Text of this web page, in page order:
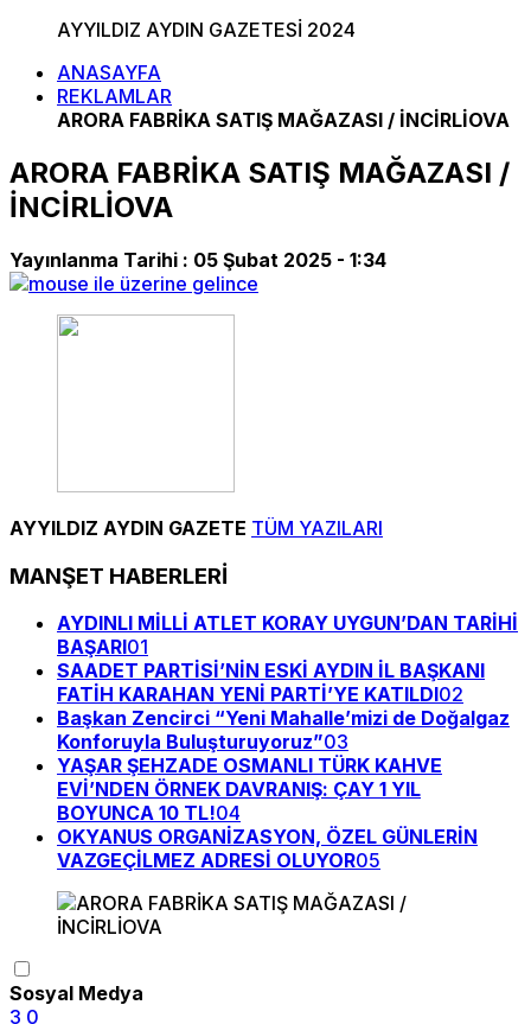
AYYILDIZ AYDIN GAZETESİ 2024
ANASAYFA
REKLAMLAR
ARORA FABRİKA SATIŞ MAĞAZASI / İNCİRLİOVA
ARORA FABRİKA SATIŞ MAĞAZASI /
İNCİRLİOVA
Yayınlanma Tarihi : 05 Şubat 2025 - 1:34
AYYILDIZ AYDIN GAZETE TÜM YAZILARI
MANŞET HABERLERİ
AYDINLI MİLLİ ATLET KORAY UYGUN’DAN TARİHİ
BAŞARI01
SAADET PARTİSİ’NİN ESKİ AYDIN İL BAŞKANI
FATİH KARAHAN YENİ PARTİ’YE KATILDI02
Başkan Zencirci “Yeni Mahalle’mizi de Doğalgaz
Konforuyla Buluşturuyoruz”03
YAŞAR ŞEHZADE OSMANLI TÜRK KAHVE
EVİ’NDEN ÖRNEK DAVRANIŞ: ÇAY 1 YIL
BOYUNCA 10 TL!04
OKYANUS ORGANİZASYON, ÖZEL GÜNLERİN
VAZGEÇİLMEZ ADRESİ OLUYOR05
Sosyal Medya
3 0